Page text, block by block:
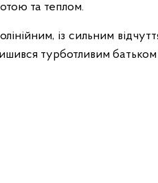
та теплом.
із сильним
турботливим